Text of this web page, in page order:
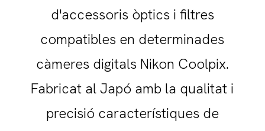
d'accessoris òptics i filtres
compatibles en determinades
càmeres digitals Nikon Coolpix.
Fabricat al Japó amb la qualitat i
precisió característiques de